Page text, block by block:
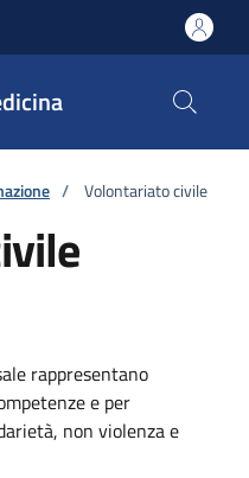
/ Volontariato civile
rappresentano
e per
non violenza e